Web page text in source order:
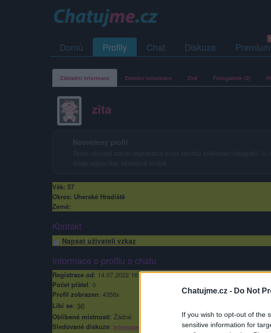
Chatujme.cz - Do Not
If you wish to opt-out of the
sensitive information for
Domů Profily Chat Diskuze Premium
Základní informace Detailní informace Zeď Fotogalerie (2)
zita
Věk: 57
Okres: Uherské Hradiště
Země:
Kontakt
Napsat uživateli vzkaz
Informace o profilu a chatu
Registrace od: 14.07.2022 16:30
Počet přátel: 0
Profil zobrazen: 4358x
Líbí se: 36
Oblibené místnosti: Žádné
Sledované diskuze: Informace pro uživatele